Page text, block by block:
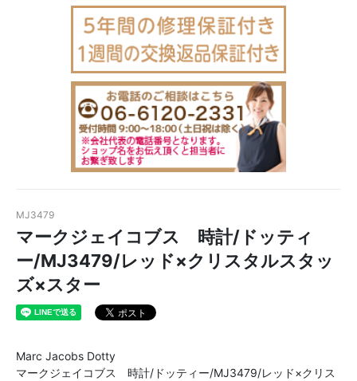
MJ3479
マークジェイコブス 時計/ドッティ
ー/MJ3479/レッド×クリスタルスタッ
ズ×スター
Marc Jacobs Dotty
マークジェイコブス 時計/ドッティー/MJ3479/レッド×クリス